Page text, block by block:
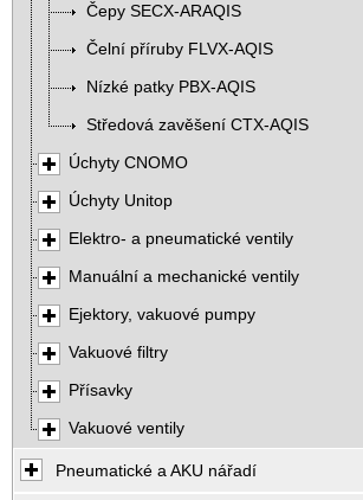
Čepy SECX-ARAQIS
Čelní příruby FLVX-AQIS
Nízké patky PBX-AQIS
Středová zavěšení CTX-AQIS
Úchyty CNOMO
Úchyty Unitop
Elektro- a pneumatické ventily
Manuální a mechanické ventily
Ejektory, vakuové pumpy
Vakuové filtry
Přísavky
Vakuové ventily
Pneumatické a AKU nářadí